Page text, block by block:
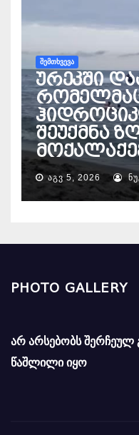
ᲨᲔᲛᲗᲮᲕᲔᲕᲐ
ურეკში
შეუქმნა
ᲐᲒᲕ 5, 2026
PHOTO GALLERY
არ არსებობს შერჩეულ
წაშლილი იყო